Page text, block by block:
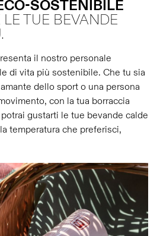
SOSTENIBILE
TUE BEVANDE
il nostro personale
di vita più sostenibile. Che tu sia
dello sport o una persona
con la tua borraccia
gustarti le tue bevande calde
temperatura che preferisci,